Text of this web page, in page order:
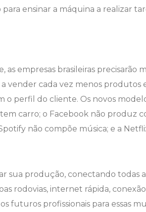
ensinar a máquina a realizar
as empresas brasileiras
vender cada vez menos produtos
o perfil do cliente. Os novos
carro; o Facebook não produz
não compõe música; e a
sua produção, conectando todas
rodovias, internet rápida,
futuros profissionais para essas